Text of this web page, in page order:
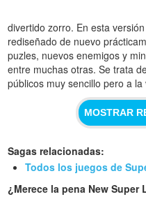
divertido zorro. En esta
rediseñado de nuevo
puzles, nuevos enemigos y
entre muchas otras. Se trata
públicos muy sencillo pero a
MOSTRAR
Sagas relacionadas:
Todos los juegos de
¿Merece la pena New Super